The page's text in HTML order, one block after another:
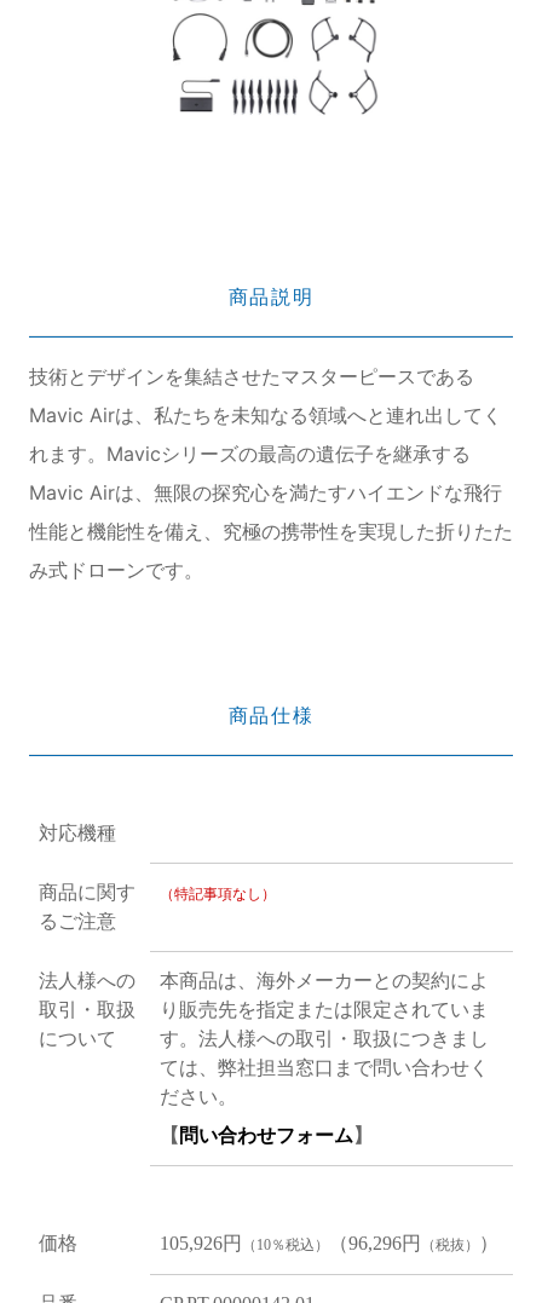
商品説明
技術とデザインを集結させたマスターピースである
Mavic Airは、私たちを未知なる領域へと連れ出してく
れます。Mavicシリーズの最高の遺伝子を継承する
Mavic Airは、無限の探究心を満たすハイエンドな飛行
性能と機能性を備え、究極の携帯性を実現した折りたた
み式ドローンです。
商品仕様
対応機種
商品に関す
るご注意
（特記事項なし）
法人様への
取引・取扱
について
本商品は、海外メーカーとの契約によ
り販売先を指定または限定されていま
す。法人様への取引・取扱につきまし
ては、弊社担当窓口まで問い合わせく
ださい。
【 問い合わせフォーム 】
価格 105,926円 （10％税込） （96,296円 （税抜） ）